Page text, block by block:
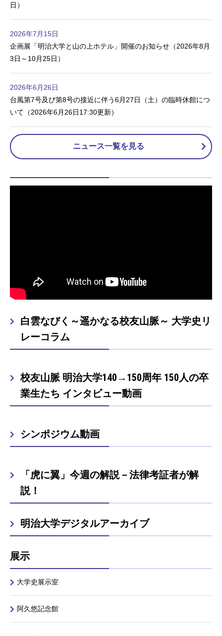
日）
2026年7月15日
企画展「明治大学と山の上ホテル」開催のお知らせ（2026年8月
3日～10月25日）
2026年6月26日
台風第7号及び第8号の接近に伴う6月27日（土）の臨時休館につ
いて（2026年6月26日17:30更新）
ニュース一覧を見る
白雲なびく～遥かなる校友山脈～ 大学史リ
レーコラム
校友山脈 明治大学140→150周年 150人の卒
業生たち インタビュー動画
シンポジウム動画
「虎に翼」今週の解説－法律考証者が解
説！
明治大学デジタルアーカイブ
展示
大学史展示室
阿久悠記念館